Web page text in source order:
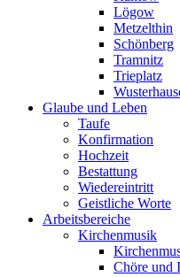
Lögow
Metzelthin
Schönberg
Tramnitz
Trieplatz
Glaube und Leben
Taufe
Konfirmation
Hochzeit
Bestattung
Wiedereintritt
Geistliche Worte
Arbeitsbereiche
Kirchenmusik
Chöre und